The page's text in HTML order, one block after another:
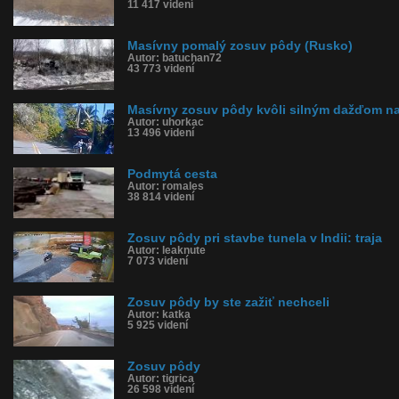
11 417 videní
Masívny pomalý zosuv pôdy (Rusko)
Autor: batuchan72
43 773 videní
Masívny zosuv pôdy kvôli silným dažďom
Autor: uhorkac
13 496 videní
Podmytá cesta
Autor: romales
38 814 videní
Zosuv pôdy pri stavbe tunela v Indii: traja
Autor: leaknute
7 073 videní
Zosuv pôdy by ste zažiť nechceli
Autor: katka
5 925 videní
Zosuv pôdy
Autor: tigrica
26 598 videní